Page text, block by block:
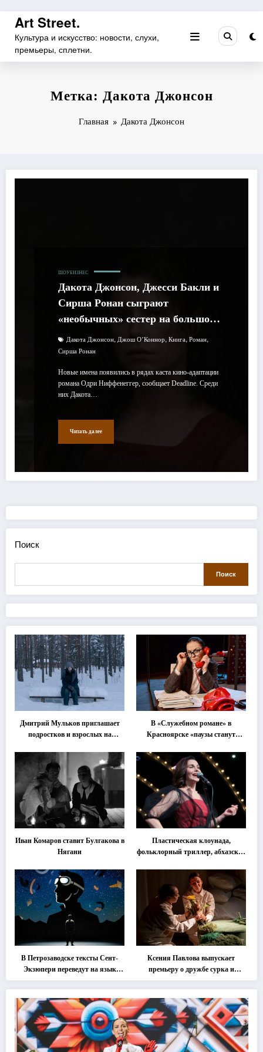
Перейти
содержимому
Art Street.
Культура и искусство: новости, слухи,
премьеры, сплетни.
Метка: Дакота Джонсон
Главная Дакота Джонсон
ШОУБИЗНЕС
Дакота Джонсон, Джесси Бакли и
Сирша Ронан сыграют
«необычных» сестер на большом
экране
Дакота Джонсон, Джош О’Коннор, Книга, Роман,
Сирша Ронан
Новые имена появились в рядах каста кино-адаптации
романа Одри Ниффенеггер, сообщает Deadline. Среди
них Дакота…
Читать далее
Поиск
Поиск
Дмитрий Мульков приглашает
подростков и взрослых на
В «Служебном романе» в
Красноярске «паузы станут
Иван Комаров ставит Булгакова в
Нягани
Пластическая клоунада,
фольклорный триллер, абхазская
втором этапе фестиваля
«Монокль»
В Петрозаводске тексты Сент-
Экзюпери переведут на язык
современной хореографии
Ксения Павлова выпускает
премьеру о дружбе сурка и
одуванчика